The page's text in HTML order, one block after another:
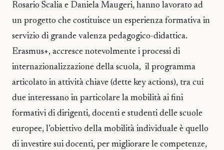
Rosario Scalia e Daniela Maugeri, hanno lavorato ad
un progetto che costituisce un esperienza formativa in
servizio di grande valenza pedagogico-didattica.
Erasmus+, accresce notevolmente i processi di
internazionalizzazione della scuola, il programma
articolato in attività chiave (dette key actions), tra cui
due interessano in particolare la mobilità ai fini
formativi di dirigenti, docenti e studenti delle scuole
europee, l’obiettivo della mobilità individuale è quello
di investire sui docenti, per migliorare le competenze,